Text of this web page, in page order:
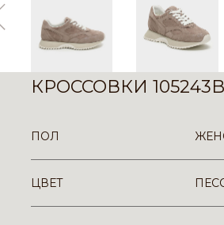
КРОССОВКИ
ПОЛ
ЦВЕТ